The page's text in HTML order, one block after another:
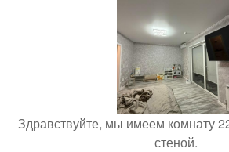
Здравствуйте, мы имеем комнату
стеной.